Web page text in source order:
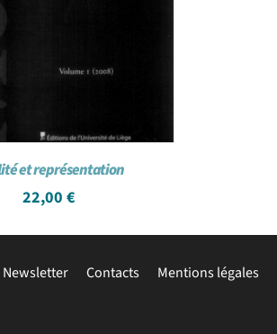
et représentation
22,00€
Newsletter Contacts Mentions légales